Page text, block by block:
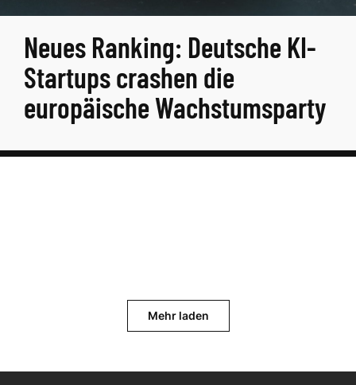
Neues Ranking: Deutsche KI-
Startups crashen die
europäische Wachstumsparty
Mehr laden